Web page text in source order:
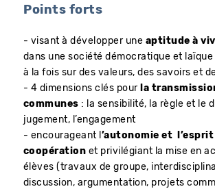
Points forts
- visant à développer une aptitude à
dans une société démocratique et laïque
à la fois sur des valeurs, des savoirs et
- 4 dimensions clés pour
la
communes : la sensibilité, la règle et le
jugement, l’engagement
- encourageant l ’autonomie et l’esprit
coopération et privilégiant la mise en
élèves (travaux de groupe,
discussion, argumentation, projets